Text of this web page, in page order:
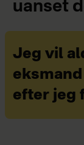
uanset
Jeg vil
efter jeg